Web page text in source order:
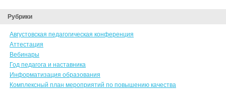
Рубрики
Августовская педагогическая конференция
Аттестация
Вебинары
Год педагога и наставника
Информатизация образования
Комплексный план мероприятий по повышению качества